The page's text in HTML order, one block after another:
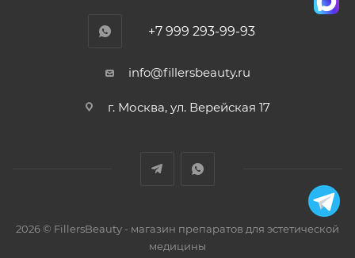
+7 999 293-99-93
info@fillersbeauty.ru
г. Москва, ул. Верейская 17
2026 © FillersBeauty - магазин препаратов для эстетической
медицины